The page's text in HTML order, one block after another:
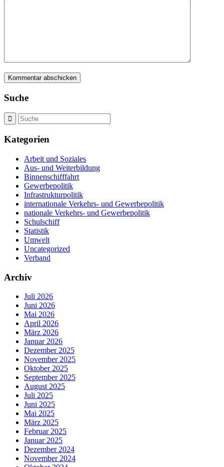
Suche
Kategorien
Arbeit und Soziales
Aus- und Weiterbildung
Binnenschifffahrt
Gewerbepolitik
Infrastrukturpolitik
internationale Verkehrs- und Gewerbepolitik
nationale Verkehrs- und Gewerbepolitik
Schulschiff
Statistik
Umwelt
Uncategorized
Verband
Archiv
Juli 2026
Juni 2026
Mai 2026
April 2026
März 2026
Januar 2026
Dezember 2025
November 2025
Oktober 2025
September 2025
August 2025
Juli 2025
Juni 2025
Mai 2025
März 2025
Februar 2025
Januar 2025
Dezember 2024
November 2024